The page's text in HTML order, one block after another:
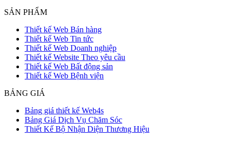
SẢN PHẨM
Thiết kế Web Bán hàng
Thiết kế Web Tin tức
Thiết kế Web Doanh nghiệp
Thiết kế Website Theo yêu cầu
Thiết kế Web Bất động sản
Thiết kế Web Bệnh viện
BẢNG GIÁ
Bảng giá thiết kế Web4s
Bảng Giá Dịch Vụ Chăm Sóc
Thiết Kế Bộ Nhận Diện Thương Hiệu